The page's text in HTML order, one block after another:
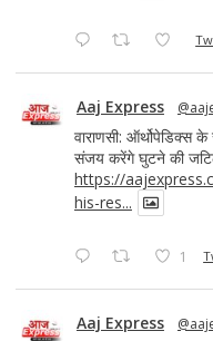
Aaj Express
वाराणसी: ऑर्थोपेडिक्स
संजय करेंगे घुटने की
https://
his-res...
1
Aaj Express